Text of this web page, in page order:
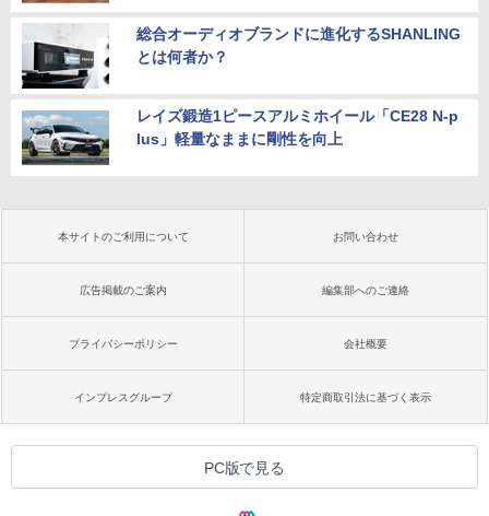
総合オーディオブランドに進化するSHANLING
とは何者か？
レイズ鍛造1ピースアルミホイール「CE28 N-p
lus」軽量なままに剛性を向上
本サイトのご利用について お問い合わせ
広告掲載のご案内 編集部へのご連絡
プライバシーポリシー 会社概要
インプレスグループ 特定商取引法に基づく表示
PC版で見る